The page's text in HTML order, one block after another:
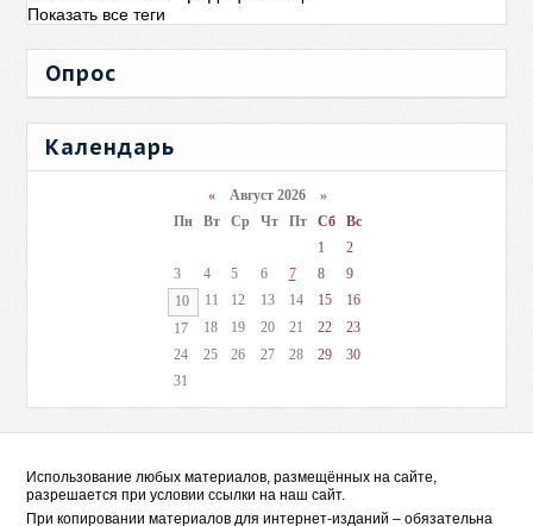
Показать все теги
Опрос
Календарь
«Август 2026 »
Пн
Вт Ср Чт Пт Сб
Вс
1
2
3
4 5 6 7 8
9
10
11 12 13 14 15
16
17
18 19 20 21 22
23
24
25 26 27 28 29
30
31
Использование любых материалов, размещённых на сайте,
разрешается при условии ссылки на наш сайт.
При копировании материалов для интернет-изданий – обязательна